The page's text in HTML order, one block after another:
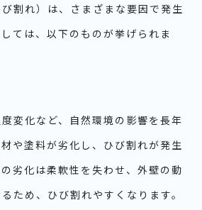
割れ）は、さまざまな要因で発生
ては、以下のものが挙げられま
変化など、自然環境の影響を長年
や塗料が劣化し、ひび割れが発生
劣化は柔軟性を失わせ、外壁の動
ため、ひび割れやすくなります。